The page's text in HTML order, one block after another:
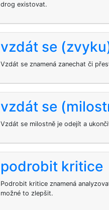
drog existovat.
vzdát se
Vzdát se znamená zanechat či
vzdát se
Vzdát se milostně je odejít a
podrobit kritice
Podrobit kritice znamená
možné to zlepšit.